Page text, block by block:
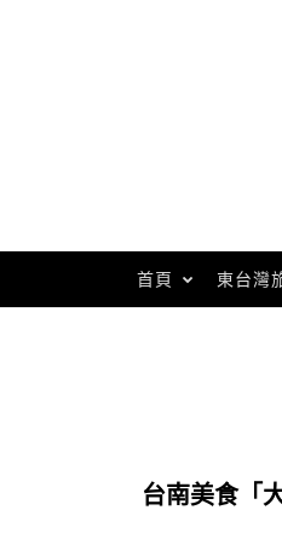
首頁 東台灣
台南美食「